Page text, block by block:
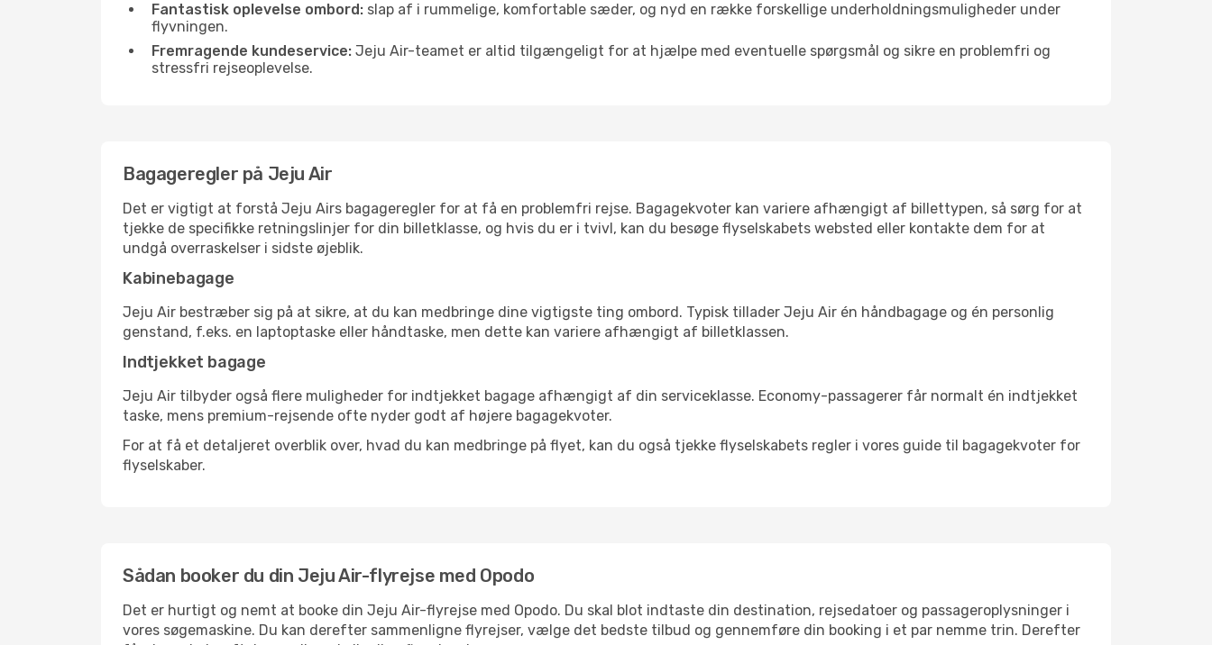
Fantastisk oplevelse ombord: slap af i rummelige, komfortable sæder, og nyd en række forskellige underholdningsmuligheder under
flyvningen.
Fremragende kundeservice: Jeju Air-teamet er altid tilgængeligt for at hjælpe med eventuelle spørgsmål og sikre en problemfri og
stressfri rejseoplevelse.
Bagageregler på Jeju Air
Det er vigtigt at forstå Jeju Airs bagageregler for at få en problemfri rejse. Bagagekvoter kan variere afhængigt af billettypen, så sørg for at
tjekke de specifikke retningslinjer for din billetklasse, og hvis du er i tvivl, kan du besøge flyselskabets websted eller kontakte dem for at
undgå overraskelser i sidste øjeblik.
Kabinebagage
Jeju Air bestræber sig på at sikre, at du kan medbringe dine vigtigste ting ombord. Typisk tillader Jeju Air én håndbagage og én personlig
genstand, f.eks. en laptoptaske eller håndtaske, men dette kan variere afhængigt af billetklassen.
Indtjekket bagage
Jeju Air tilbyder også flere muligheder for indtjekket bagage afhængigt af din serviceklasse. Economy-passagerer får normalt én indtjekket
taske, mens premium-rejsende ofte nyder godt af højere bagagekvoter.
For at få et detaljeret overblik over, hvad du kan medbringe på flyet, kan du også tjekke flyselskabets regler i vores guide til bagagekvoter for
flyselskaber.
Sådan booker du din Jeju Air-flyrejse med Opodo
Det er hurtigt og nemt at booke din Jeju Air-flyrejse med Opodo. Du skal blot indtaste din destination, rejsedatoer og passageroplysninger i
vores søgemaskine. Du kan derefter sammenligne flyrejser, vælge det bedste tilbud og gennemføre din booking i et par nemme trin. Derefter